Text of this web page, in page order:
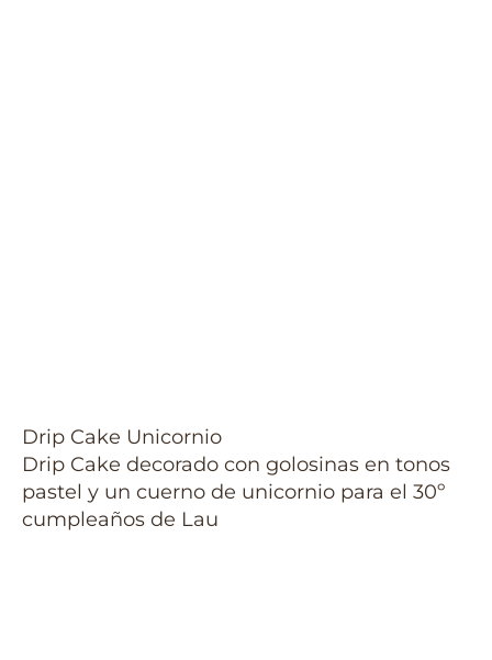
Drip Cake Unicornio
Drip Cake decorado con golosinas en tonos
pastel y un cuerno de unicornio para el 30º
cumpleaños de Lau